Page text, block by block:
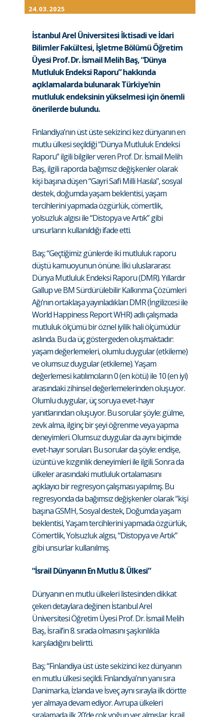
24.03.2025
İstanbul Arel Üniversitesi İktisadi ve İdari
Bilimler Fakültesi, İşletme Bölümü Öğretim
Üyesi Prof. Dr. İsmail Melih Baş, “Dünya
Mutluluk Endeksi Raporu” hakkında
açıklamalarda bulunarak Türkiye’nin
mutluluk endeksinin yükselmesi için önemli
önerilerde bulundu.
Finlandiya’nın üst üste sekizinci kez dünyanın en
mutlu ülkesi seçildiği “Dünya Mutluluk Endeksi
Raporu” ilgili bilgiler veren Prof. Dr. İsmail Melih
Baş, ilgili raporda bağımsız değişkenler olarak
kişi başına düşen “Gayri Safi Milli Hasıla”, sosyal
destek, doğumda yaşam beklentisi, yaşam
tercihlerini yapmada özgürlük, cömertlik,
yolsuzluk algısı ile “Distopya ve Artık” gibi
unsurların kullanıldığı ifade etti.
Baş; “Geçtiğimiz günlerde iki mutluluk raporu
düştü kamuoyunun önüne. İlki uluslararası:
Dünya Mutluluk Endeksi Raporu (DMR). Yıllardır
Gallup ve BM Sürdürülebilir Kalkınma Çözümleri
Ağı’nın ortaklaşa yayınladıkları DMR (İngilizcesi ile
World Happiness Report WHR) adlı çalışmada
mutluluk ölçümü bir öznel iyilik hali ölçümüdür
aslında. Bu da üç göstergeden oluşmaktadır:
yaşam değerlemeleri, olumlu duygular (etkileme)
ve olumsuz duygular (etkileme). Yaşam
değerlemesi katılımcıların 0 (en kötü) ile 10 (en iyi)
arasındaki zihinsel değerlemelerinden oluşuyor.
Olumlu duygular, üç soruya evet-hayır
yanıtlarından oluşuyor. Bu sorular şöyle: gülme,
zevk alma, ilginç bir şeyi öğrenme veya yapma
deneyimleri. Olumsuz duygular da aynı biçimde
evet-hayır soruları. Bu sorular da şöyle: endişe,
üzüntü ve kızgınlık deneyimleri ile ilgili. Sonra da
ülkeler arasındaki mutluluk ortalamasını
açıklayıcı bir regresyon çalışması yapılmış. Bu
regresyonda da bağımsız değişkenler olarak “kişi
başına GSMH, Sosyal destek, Doğumda yaşam
beklentisi, Yaşam tercihlerini yapmada özgürlük,
Cömertlik, Yolsuzluk algısı, “Distopya ve Artık”
gibi unsurlar kullanılmış.
“İsrail Dünyanın En Mutlu 8. Ülkesi”
Dünyanın en mutlu ülkeleri listesinden dikkat
çeken detaylara değinen İstanbul Arel
Üniversitesi Öğretim Üyesi Prof. Dr. İsmail Melih
Baş, İsrail’in 8. sırada olmasını şaşkınlıkla
karşıladığını belirtti.
Baş; “Finlandiya üst üste sekizinci kez dünyanın
en mutlu ülkesi seçildi. Finlandiya’nın yanı sıra
Danimarka, İzlanda ve İsveç aynı sırayla ilk dörtte
yer almaya devam ediyor. Avrupa ülkeleri